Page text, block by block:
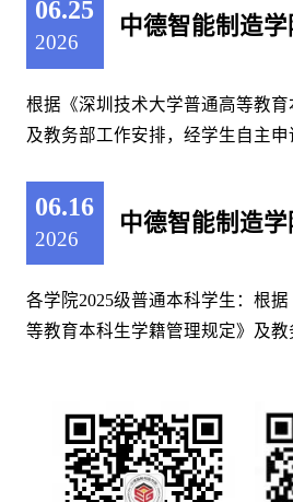
06.25
2026
中德智能制造
根据《深圳技术大学普通高等教育
及教务部工作安排，经学生自主
06.16
2026
中德智能制造
各学院2025级普通本科学生：根
等教育本科生学籍管理规定》及